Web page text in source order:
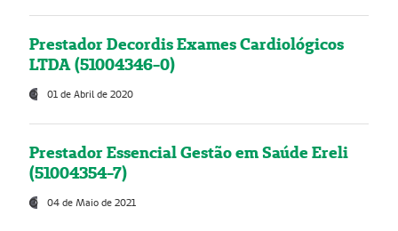
Prestador Decordis Exames Cardiológicos
LTDA (51004346-0)
01 de Abril de 2020
Prestador Essencial Gestão em Saúde Ereli
(51004354-7)
04 de Maio de 2021